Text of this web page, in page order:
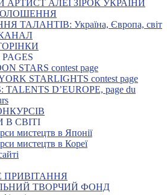
АЛЕЇ ЗІРОК УКРАЇНИ
ТАЛАНТІВ: Україна, Європа, світ
STARS contest page
STARLIGHTS contest page
TALENTS D’EUROPE, page du
СВІТІ
мистецтв в Японії
мистецтв в Кореї
ПРИВІТАННЯ
ТВОРЧИЙ ФОНД